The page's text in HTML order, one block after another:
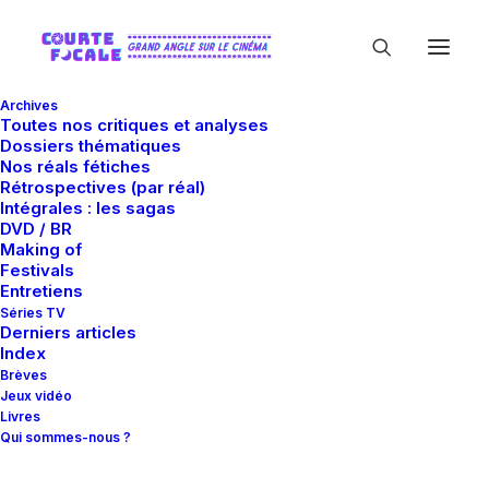
Archives
Toutes nos critiques et analyses
Dossiers thématiques
Nos réals fétiches
Rétrospectives (par réal)
Intégrales : les sagas
DVD / BR
Making of
Festivals
Entretiens
Séries TV
Derniers articles
Index
Brèves
Jeux vidéo
Livres
Qui sommes-nous ?
Cinéphage hardcore depuis mes six
printemps (le jour où une VHS pourrave de
magnétoscope), DVDvore compulsif,